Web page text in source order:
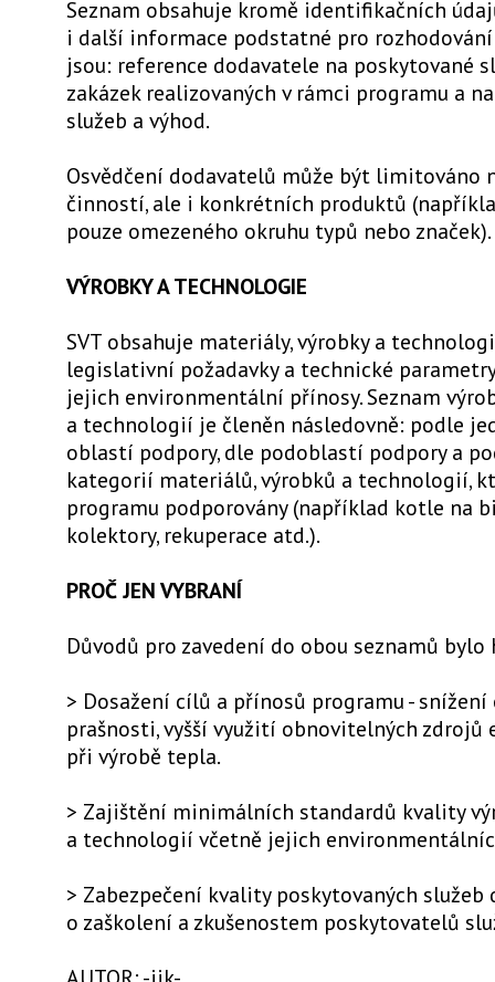
Seznam obsahuje kromě identifikačních
i další informace podstatné pro
jsou: reference dodavatele na poskytované
zakázek realizovaných v rámci programu a
služeb a výhod.
Osvědčení dodavatelů může být limitováno
činností, ale i konkrétních produktů
pouze omezeného okruhu typů nebo značek).
VÝROBKY A TECHNOLOGIE
SVT obsahuje materiály, výrobky a
legislativní požadavky a technické
jejich environmentální přínosy. Seznam
a technologií je členěn následovně: podle
oblastí podpory, dle podoblastí podpory a
kategorií materiálů, výrobků a technologií,
programu podporovány (například kotle na
kolektory, rekuperace atd.).
PROČ JEN VYBRANÍ
Důvodů pro zavedení do obou seznamů
> Dosažení cílů a přínosů programu - snížení
prašnosti, vyšší využití obnovitelných zdrojů
při výrobě tepla.
> Zajištění minimálních standardů kvality
a technologií včetně jejich
> Zabezpečení kvality poskytovaných služeb
o zaškolení a zkušenostem poskytovatelů